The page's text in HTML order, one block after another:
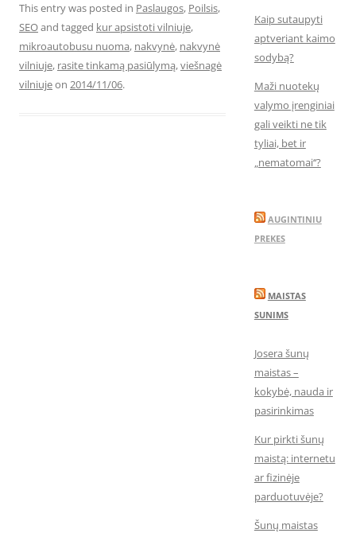
This entry was posted in Paslaugos, Poilsis,
SEOand tagged kur apsistoti vilniuje,
mikroautobusu nuoma, nakvynė, nakvynė
vilniuje, rasite tinkamą pasiūlymą,viešnagė
vilniujeon 2014/11/06.
Kaip sutaupyti
aptveriant kaimo
sodybą?
Maži nuotekų
valymo įrenginiai
gali veikti ne tik
tyliai, bet ir
„nematomai‘‘?
AUGINTINIU
PREKES
MAISTAS
SUNIMS
Josera šunų
maistas –
kokybė, nauda ir
pasirinkimas
Kur pirkti šunų
maistą: internetu
ar fizinėje
parduotuvėje?
Šunų maistas